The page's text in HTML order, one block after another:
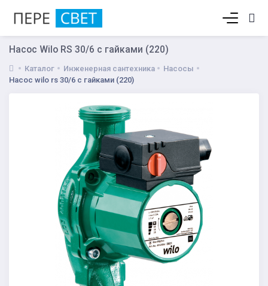
Насос Wilo RS 30/6 с гайками (220)
Каталог Инженерная сантехника
Насосы
Насос wilo rs 30/6 с гайками (220)